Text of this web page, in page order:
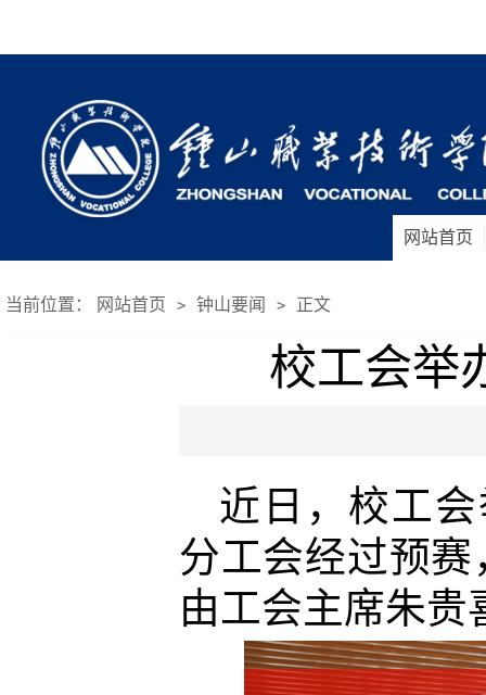
网站首页
当前位置： 网站首页 > 钟山要闻 > 正文
校工会举
近日，校工
分工会经过预赛
由工会主席朱贵